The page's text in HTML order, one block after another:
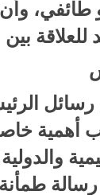
وأن
بين
أهمية